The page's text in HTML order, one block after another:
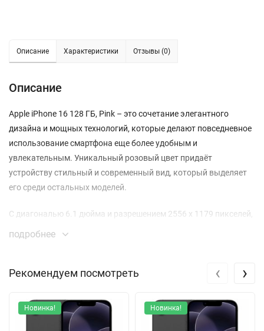
Описание Характеристики Отзывы (0)
Описание
Apple iPhone 16 128 ГБ, Pink – это сочетание элегантного
дизайна и мощных технологий, которые делают повседневное
использование смартфона еще более удобным и
увлекательным. Уникальный розовый цвет придаёт
устройству стильный и современный вид, который выделяет
его среди остальных моделей.
С диагональю 6.1 дюйма и разрешением 2556 x 1179 пикселей,
дисплей iPhone 16 использует OLED-технологию с яркостью до
True Tone адаптирует цветовую температуру под окружающее
Под капотом устройства установлен мощный процессор A18,
который обеспечивает непревзойденную производительность
подробнее
Рекомендуем посмотреть
Новинка! Новинка!
‹ ›